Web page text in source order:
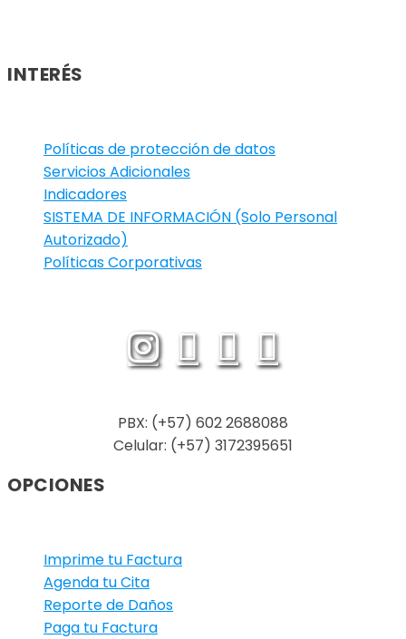
INTERÉS
Políticas de protección de datos
Servicios Adicionales
Indicadores
SISTEMA DE INFORMACIÓN (Solo Personal
Autorizado)
Políticas Corporativas
PBX: (+57) 602 2688088
Celular: (+57) 3172395651
OPCIONES
Imprime tu Factura
Agenda tu Cita
Reporte de Daños
Paga tu Factura